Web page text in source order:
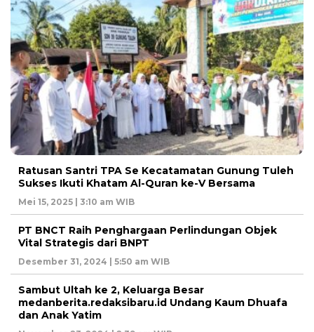
Ratusan Santri TPA Se Kecatamatan Gunung Tuleh
Sukses Ikuti Khatam Al-Quran ke-V Bersama
Mei 15, 2025 | 3:10 am WIB
PT BNCT Raih Penghargaan Perlindungan Objek
Vital Strategis dari BNPT
Desember 31, 2024 | 5:50 am WIB
Sambut Ultah ke 2, Keluarga Besar
medanberita.redaksibaru.id Undang Kaum Dhuafa
dan Anak Yatim